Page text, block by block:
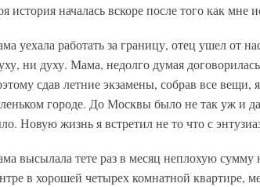
история началась вскоре после того как мне
уехала работать за границу, отец ушел от
ни духу. Мама, недолго думая
сдав летние экзамены, собрав все вещи,
городе. До Москвы было не так уж и
Новую жизнь я встретил не то что с
высылала тете раз в месяц неплохую
в хорошей четырех комнатной квартире,